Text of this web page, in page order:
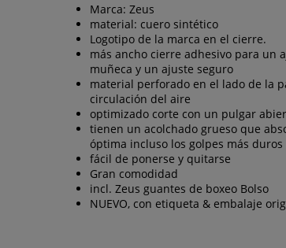
Marca: Zeus
material: cuero sintético
Logotipo de la marca en el cierre.
más ancho cierre adhesivo para un
muñeca y un ajuste seguro
material perforado en el lado de la
circulación del aire
optimizado corte con un pulgar
tienen un acolchado grueso que
óptima incluso los golpes más duros
fácil de ponerse y quitarse
Gran comodidad
incl. Zeus guantes de boxeo Bolso
NUEVO, con etiqueta & embalaje